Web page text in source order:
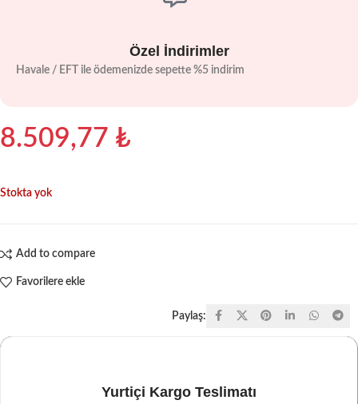
Özel İndirimler
Havale / EFT ile ödemenizde sepette %5 indirim
8.509,77 ₺
Stokta yok
Add to compare
Favorilere ekle
Paylaş:
Yurtiçi Kargo Teslimatı